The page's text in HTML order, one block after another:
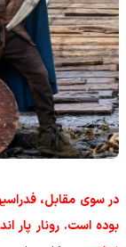
در سوی مقابل،
بوده است. رونار پار